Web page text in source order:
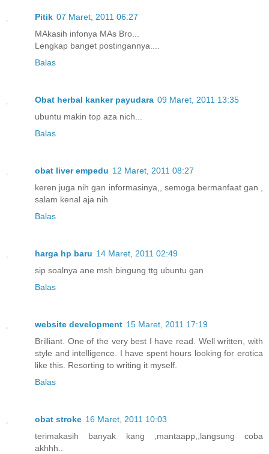
Pitik 07 Maret, 2011 06:27
MAkasih infonya MAs Bro...
Lengkap banget postingannya....
Balas
Obat herbal kanker payudara 09 Maret, 2011 13:35
ubuntu makin top aza nich...
Balas
obat liver empedu 12 Maret, 2011 08:27
keren juga nih gan informasinya,, semoga bermanfaat gan ,
salam kenal aja nih
Balas
harga hp baru 14 Maret, 2011 02:49
sip soalnya ane msh bingung ttg ubuntu gan
Balas
website development 15 Maret, 2011 17:19
Brilliant. One of the very best I have read. Well written, with
style and intelligence. I have spent hours looking for erotica
like this. Resorting to writing it myself.
Balas
obat stroke 16 Maret, 2011 10:03
terimakasih banyak kang ,mantaapp,,langsung coba
akhhh..